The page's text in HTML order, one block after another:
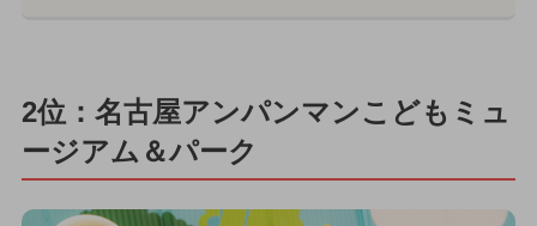
2位：名古屋アンパンマンこどもミュ
ージアム＆パーク